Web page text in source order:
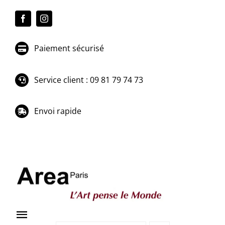
Paiement sécurisé
Service client : 09 81 79 74 73
Envoi rapide